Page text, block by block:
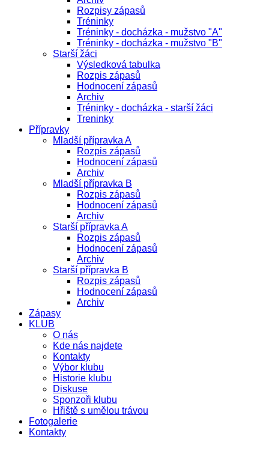
Rozpisy zápasů
Tréninky
Tréninky - docházka - mužstvo "A"
Tréninky - docházka - mužstvo "B"
Starší žáci
Výsledková tabulka
Rozpis zápasů
Hodnocení zápasů
Archiv
Tréninky - docházka - starší žáci
Treninky
Přípravky
Mladší přípravka A
Rozpis zápasů
Hodnocení zápasů
Archiv
Mladší přípravka B
Rozpis zápasů
Hodnocení zápasů
Archiv
Starší přípravka A
Rozpis zápasů
Hodnocení zápasů
Archiv
Starší přípravka B
Rozpis zápasů
Hodnocení zápasů
Archiv
Zápasy
KLUB
O nás
Kde nás najdete
Kontakty
Výbor klubu
Historie klubu
Diskuse
Sponzoři klubu
Hřiště s umělou trávou
Fotogalerie
Kontakty